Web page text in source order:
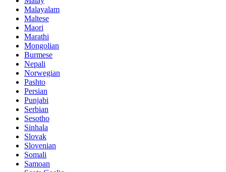
Malayalam
Maltese
Maori
Marathi
Mongolian
Burmese
Nepali
Norwegian
Pashto
Persian
Punjabi
Serbian
Sesotho
Sinhala
Slovak
Slovenian
Somali
Samoan